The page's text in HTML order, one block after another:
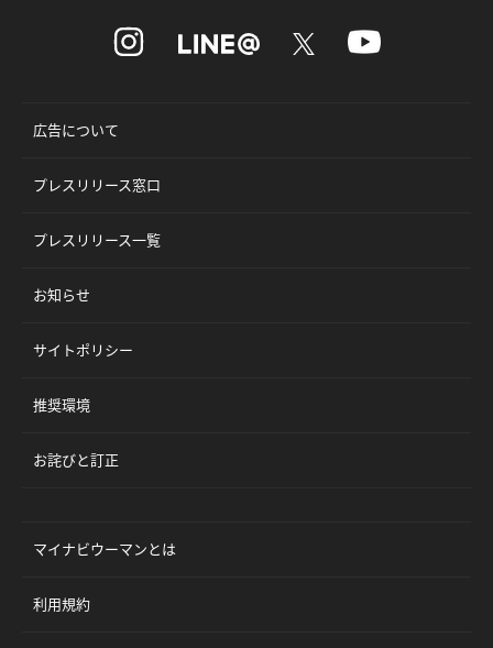
広告について
プレスリリース窓口
プレスリリース一覧
お知らせ
サイトポリシー
推奨環境
お詫びと訂正
マイナビウーマンとは
利用規約